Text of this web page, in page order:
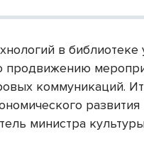
в библиотеке
продвижению
коммуникаций.
министра